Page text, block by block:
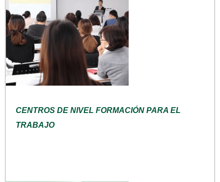
CENTROS DE NIVEL FORMACIÓN PARA EL
TRABAJO